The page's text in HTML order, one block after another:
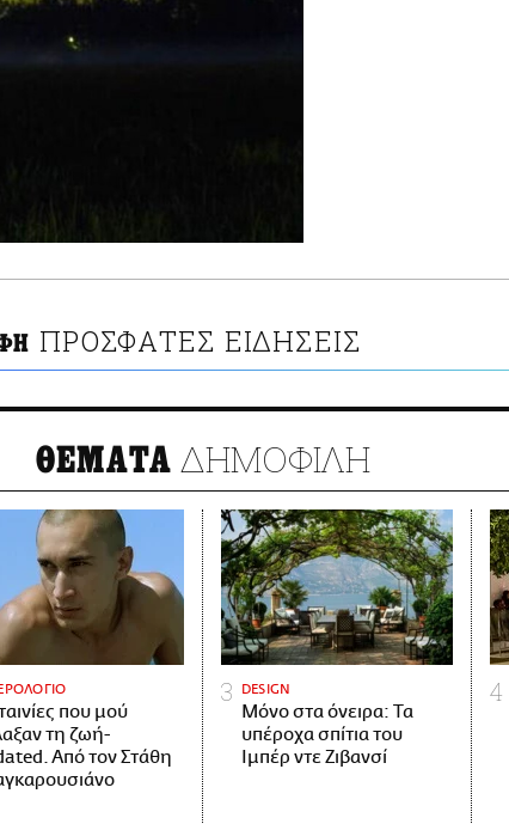
ΠΡΟΣΦΑΤΕΣ ΕΙΔΗΣΕΙΣ
ΘΕΜΑΤΑ ΔΗΜΟΦΙΛΗ
που μού
τη ζωή-
Aπό τον Στάθη
DESIGN
Μόνο στα όνειρα: Τα
υπέροχα σπίτια του
Ιμπέρ ντε Ζιβανσί